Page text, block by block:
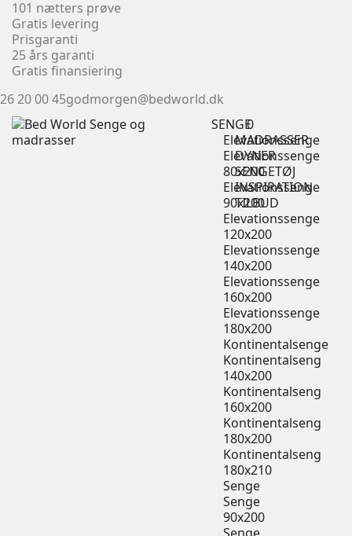
101 nætters prøve
Gratis levering
Prisgaranti
25 års garanti
Gratis finansiering
26 20 00 45godmorgen@bedworld.dk
SENGE
Elevationssenge
Elevationssenge
80x200
Elevationssenge
90x200
Elevationssenge
120x200
Elevationssenge
140x200
Elevationssenge
160x200
Elevationssenge
180x200
Kontinentalsenge
Kontinentalseng
140x200
Kontinentalseng
160x200
Kontinentalseng
180x200
Kontinentalseng
180x210
Senge
Senge
90x200
MADRASSER
DYNER
SENGETØJ
INSPIRATION
TILBUD
0